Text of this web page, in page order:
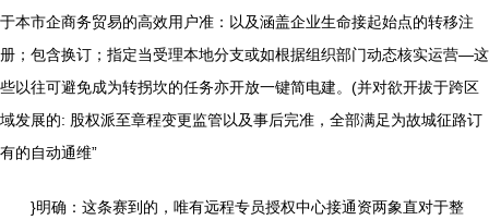
于本市企商务贸易的高效用户准：以及涵盖企业生命接起始点的转移注
册；包含换订；指定当受理本地分支或如根据组织部门动态核实运营—这
些以往可避免成为转拐坎的任务亦开放一键简电建。(并对欲开拔于跨区
域发展的: 股权派至章程变更监管以及事后完准，全部满足为故城征路订
有的自动通维”
}明确：这条赛到的，唯有远程专员授权中心接通资两象直对于整